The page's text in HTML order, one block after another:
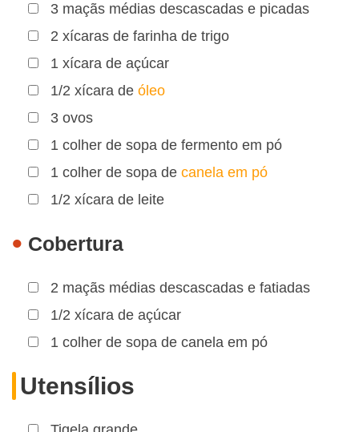
3 maçãs médias descascadas e picadas
2 xícaras de farinha de trigo
1 xícara de açúcar
1/2 xícara de óleo
3 ovos
1 colher de sopa de fermento em pó
1 colher de sopa de canela em pó
1/2 xícara de leite
Cobertura
2 maçãs médias descascadas e fatiadas
1/2 xícara de açúcar
1 colher de sopa de canela em pó
Utensílios